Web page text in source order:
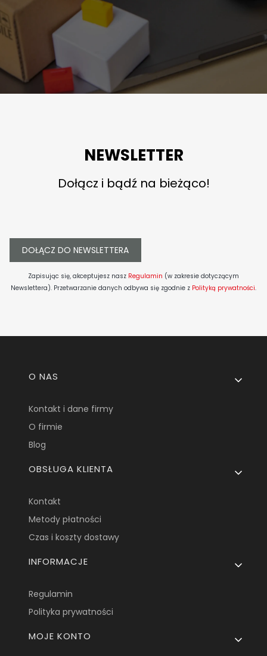
NEWSLETTER
Dołącz i bądź na bieżąco!
DOŁĄCZ DO NEWSLETTERA
Zapisując się, akceptujesz nasz Regulamin (w zakresie dotyczącym
Newslettera). Przetwarzanie danych odbywa się zgodnie z Polityką prywatności.
Linki w stopce
O NAS
Kontakt i dane firmy
O firmie
Blog
OBSŁUGA KLIENTA
Kontakt
Metody płatności
Czas i koszty dostawy
INFORMACJE
Regulamin
Polityka prywatności
MOJE KONTO